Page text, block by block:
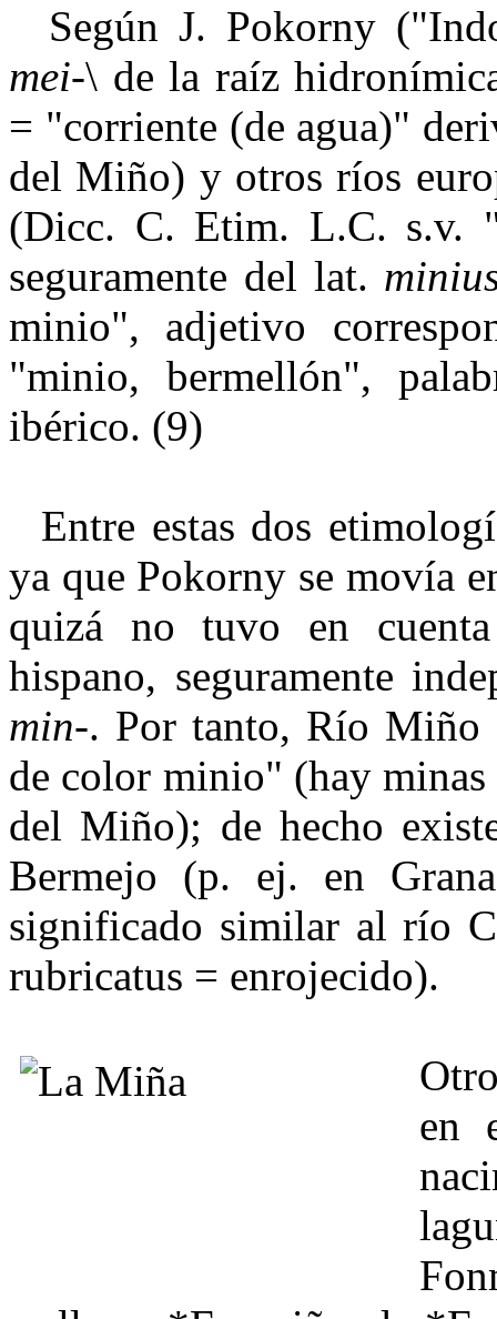
Según J. Pokorny
mei-\ de la raíz
= "corriente (de agua)"
del Miño) y otros ríos
(Dicc. C. Etim. L.C. s.v.
seguramente del lat.
minio", adjetivo
"minio, bermellón",
ibérico. (9)
Entre estas dos
ya que Pokorny se movía
quizá no tuvo en
hispano, seguramente
min-. Por tanto, Río
de color minio" (hay
del Miño); de hecho
Bermejo (p. ej. en
significado similar al río
rubricatus = enrojecido).
en